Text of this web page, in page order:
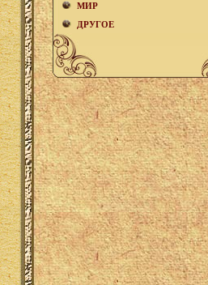
МИР
ДРУГОЕ